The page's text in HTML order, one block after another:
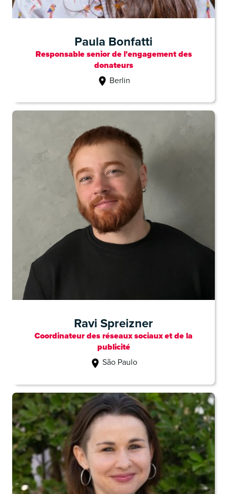
Paula Bonfatti
Responsable senior de l'engagement des
donateurs
Berlin
Ravi Spreizner
Coordinateur des réseaux sociaux et de la
publicité
São Paulo